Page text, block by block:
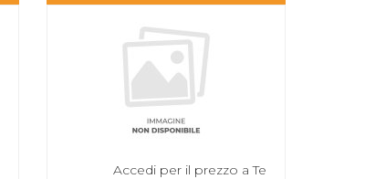
Accedi per il prezzo a Te